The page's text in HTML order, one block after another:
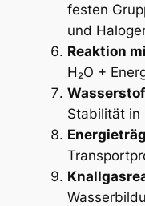
festen
und
Reaktion
H₂O +
Stabilität in